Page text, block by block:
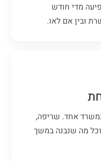
מדי חודש
ובין אם לאו.
אחד. שריפה,
מה שנבנה במשך